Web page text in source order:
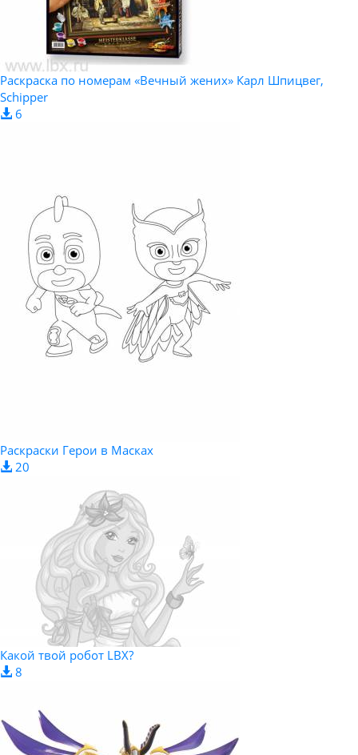
Раскраска по номерам «Вечный жених» Карл Шпицвег,
Schipper
6
Раскраски Герои в Масках
20
Какой твой робот LBX?
8